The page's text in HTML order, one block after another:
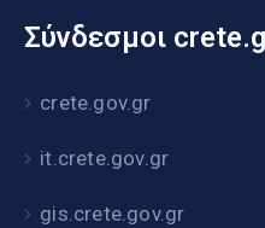
Σύνδεσμοι
crete.gov.gr
it.crete.gov.gr
gis.crete.gov.gr